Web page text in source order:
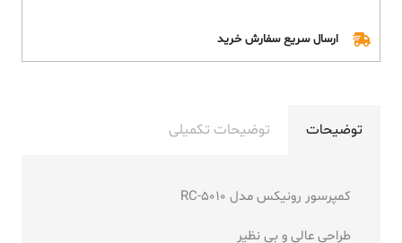
ارسال سریع سفارش خرید
توضیحات توضیحات تکمیلی
کمپرسور رونیکس مدل RC-5010
طراحی عالی و بی نظیر